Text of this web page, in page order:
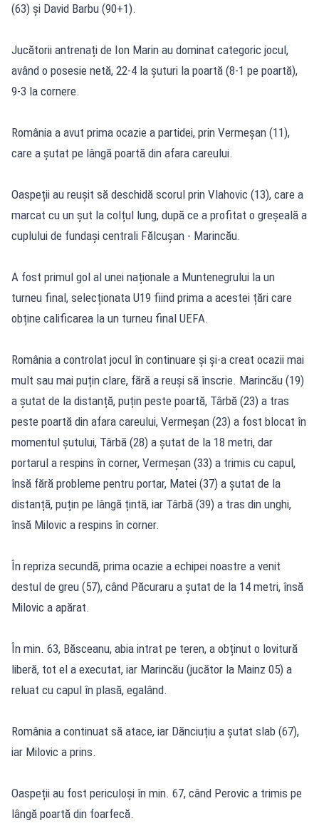
(63) și David Barbu (90+1).
Jucătorii antrenați de Ion Marin au dominat categoric jocul,
având o posesie netă, 22-4 la șuturi la poartă (8-1 pe poartă),
9-3 la cornere.
România a avut prima ocazie a partidei, prin Vermeșan (11),
care a șutat pe lângă poartă din afara careului.
Oaspeții au reușit să deschidă scorul prin Vlahovic (13), care a
marcat cu un șut la colțul lung, după ce a profitat o greșeală a
cuplului de fundași centrali Fălcușan - Marincău.
A fost primul gol al unei naționale a Muntenegrului la un
turneu final, selecționata U19 fiind prima a acestei țări care
obține calificarea la un turneu final UEFA.
România a controlat jocul în continuare și și-a creat ocazii mai
mult sau mai puțin clare, fără a reuși să înscrie. Marincău (19)
a șutat de la distanță, puțin peste poartă, Târbă (23) a tras
peste poartă din afara careului, Vermeșan (23) a fost blocat în
momentul șutului, Târbă (28) a șutat de la 18 metri, dar
portarul a respins în corner, Vermeșan (33) a trimis cu capul,
însă fără probleme pentru portar, Matei (37) a șutat de la
distanță, puțin pe lângă țintă, iar Târbă (39) a tras din unghi,
însă Milovic a respins în corner.
În repriza secundă, prima ocazie a echipei noastre a venit
destul de greu (57), când Păcuraru a șutat de la 14 metri, însă
Milovic a apărat.
În min. 63, Băsceanu, abia intrat pe teren, a obținut o lovitură
liberă, tot el a executat, iar Marincău (jucător la Mainz 05) a
reluat cu capul în plasă, egalând.
România a continuat să atace, iar Dănciuțiu a șutat slab (67),
iar Milovic a prins.
Oaspeții au fost periculoși în min. 67, când Perovic a trimis pe
lângă poartă din foarfecă.